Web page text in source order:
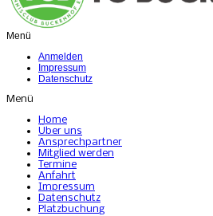
Menü
Anmelden
Impressum
Datenschutz
Menü
Home
Über uns
Ansprechpartner
Mitglied werden
Termine
Anfahrt
Impressum
Datenschutz
Platzbuchung